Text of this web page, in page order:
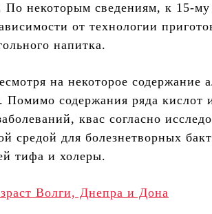
некоторым сведениям, к 15-му
от технологии
напитка.
на некоторое содержание
Помимо содержания ряда
квас согласно
средой для болезнетворных
тифа и холеры.
Волги, Днепра и Дона